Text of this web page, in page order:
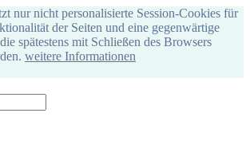
nur nicht personalisierte Session-Cookies für
der Seiten und eine gegenwärtige
spätestens mit Schließen des Browsers
weitere Informationen